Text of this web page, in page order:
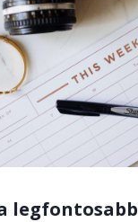
legfontosabb